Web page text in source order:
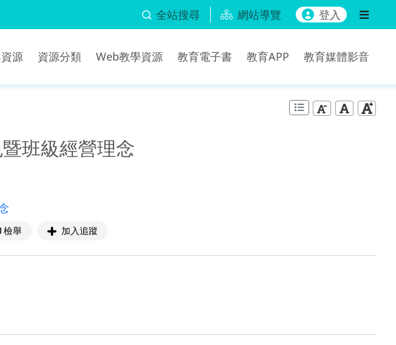
全站搜尋 網站導覽 登入
源 資源分類 Web教學資源 教育電子書 教育APP 教育媒體影音
班級經營理念
檢舉 加入追蹤